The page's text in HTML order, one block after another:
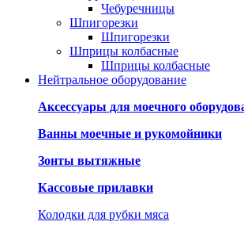
Чебуречницы
Шпигорезки
Шпигорезки
Шприцы колбасные
Шприцы колбасные
Нейтральное оборудование
Аксессуары для моечного
Ванны моечные и рукомойники
Зонты вытяжные
Кассовые прилавки
Колодки для рубки мяса